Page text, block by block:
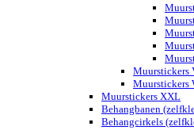
Muurstickers
Muurstickers
Muurstickers XXL
Behangbanen
Behangcirkels